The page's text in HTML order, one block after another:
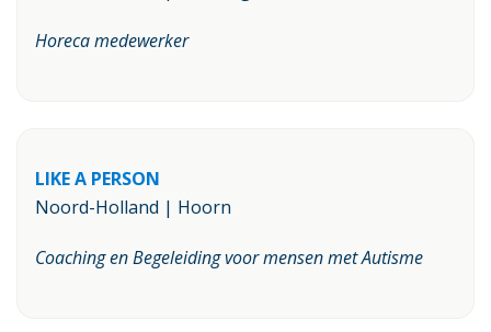
Horeca medewerker
LIKE A PERSON
Noord-Holland | Hoorn
Coaching en Begeleiding voor mensen met Autisme